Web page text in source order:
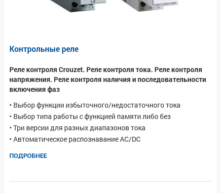
Контрольные реле
Реле контроля Crouzet. Реле контроля тока. Реле контроля
напряжения. Реле контроля наличия и последовательности
включения фаз
• Выбор функции избыточного/недостаточного тока
• Выбор типа работы с функцией памяти либо без
• Три версии для разных диапазонов тока
• Автоматическое распознавание AC/DC
ПОДРОБНЕЕ